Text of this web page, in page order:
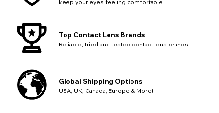
keep your eyes feeling comfortable.
Top Contact Lens Brands
Reliable, tried and tested contact lens brands.
Global Shipping Options
USA, UK, Canada, Europe & More!